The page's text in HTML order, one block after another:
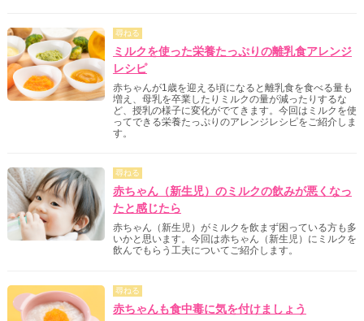
尋ねる
ミルクを使った栄養たっぷりの離乳食アレンジ
レシピ
赤ちゃんが1歳を迎える頃になると離乳食を食べる量も
増え、母乳を卒業したりミルクの量が減ったりするな
ど、授乳の様子に変化がでてきます。今回はミルクを使
ってできる栄養たっぷりのアレンジレシピをご紹介しま
す。
尋ねる
赤ちゃん（新生児）のミルクの飲みが悪くなっ
たと感じたら
赤ちゃん（新生児）がミルクを飲まず困っている方も多
いかと思います。今回は赤ちゃん（新生児）にミルクを
飲んでもらう工夫についてご紹介します。
尋ねる
赤ちゃんも食中毒に気を付けましょう